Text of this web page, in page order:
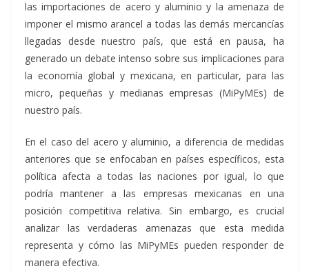
las importaciones de acero y aluminio y la amenaza de
imponer el mismo arancel a todas las demás mercancías
llegadas desde nuestro país, que está en pausa, ha
generado un debate intenso sobre sus implicaciones para
la economía global y mexicana, en particular, para las
micro, pequeñas y medianas empresas (MiPyMEs) de
nuestro país.
En el caso del acero y aluminio, a diferencia de medidas
anteriores que se enfocaban en países específicos, esta
política afecta a todas las naciones por igual, lo que
podría mantener a las empresas mexicanas en una
posición competitiva relativa. Sin embargo, es crucial
analizar las verdaderas amenazas que esta medida
representa y cómo las MiPyMEs pueden responder de
manera efectiva.